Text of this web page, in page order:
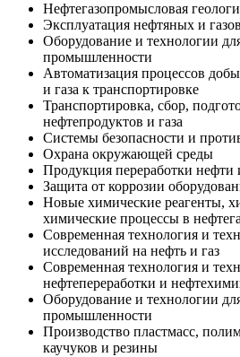
Нефтегазопромысловая
Эксплуатация нефтяных и
Оборудование и технологии
промышленности
Автоматизация процессов
и газа к транспортировке
Транспортировка, сбор,
нефтепродуктов и газа
Системы безопасности и
Охрана окружающей среды
Продукция переработки нефти
Защита от коррозии
Новые химические реагенты,
химические процессы в
Современная технология и
исследований на нефть и газ
Современная технология и
нефтепереработки и
Оборудование и технологии
промышленности
Производство пластмасс,
каучуков и резины